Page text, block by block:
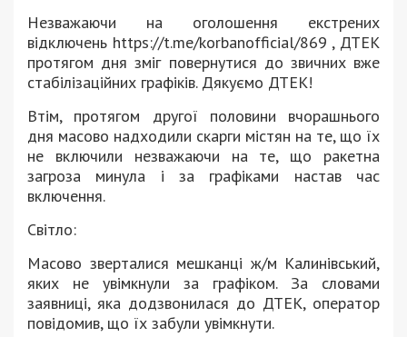
Незважаючи на оголошення екстрених
відключень https://t.me/korbanofficial/869 , ДТЕК
протягом дня зміг повернутися до звичних вже
стабілізаційних графіків. Дякуємо ДТЕК!
Втім, протягом другої половини вчорашнього
дня масово надходили скарги містян на те, що їх
не включили незважаючи на те, що ракетна
загроза минула і за графіками настав час
включення.
Світло:
Масово зверталися мешканці ж/м Калинівський,
яких не увімкнули за графіком. За словами
заявниці, яка додзвонилася до ДТЕК, оператор
повідомив, що їх забули увімкнути.